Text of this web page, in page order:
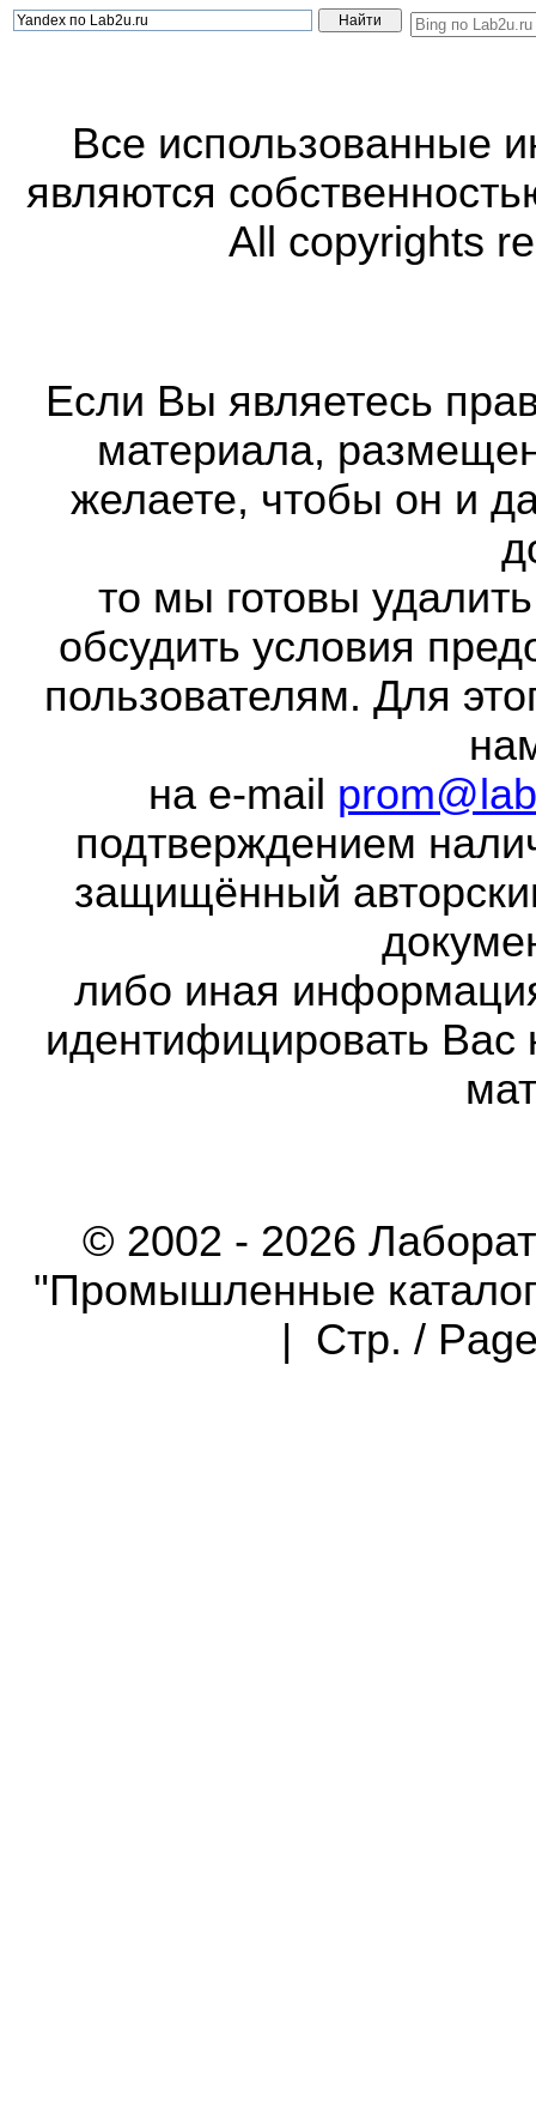
Все использованные
являются
All copyrights
Если Вы являетесь
материала,
желаете, чтобы он и
то мы готовы
обсудить условия
пользователям. Для
на e-mail
подтверждением
защищённый
либо иная
идентифицировать Вас
© 2002 - 2026
"Промышленные
| Стр. /